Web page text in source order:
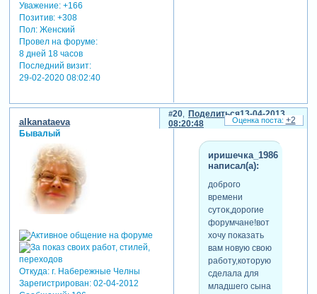
Уважение: +166
Позитив: +308
Пол:Женский
Провел на форуме:
8 дней 18 часов
Последний визит:
29-02-2020 08:02:40
Поделиться
20
13-04-2013
08:20:48
alkanataeva
Бывалый
Откуда:г. Набережные Челны
Зарегистрирован: 02-04-2012
иришечка_1986
написал(а):
доброго
времени
суток,дорогие
форумчане!вот
хочу показать
вам новую свою
работу,которую
сделала для
младшего сына
+2